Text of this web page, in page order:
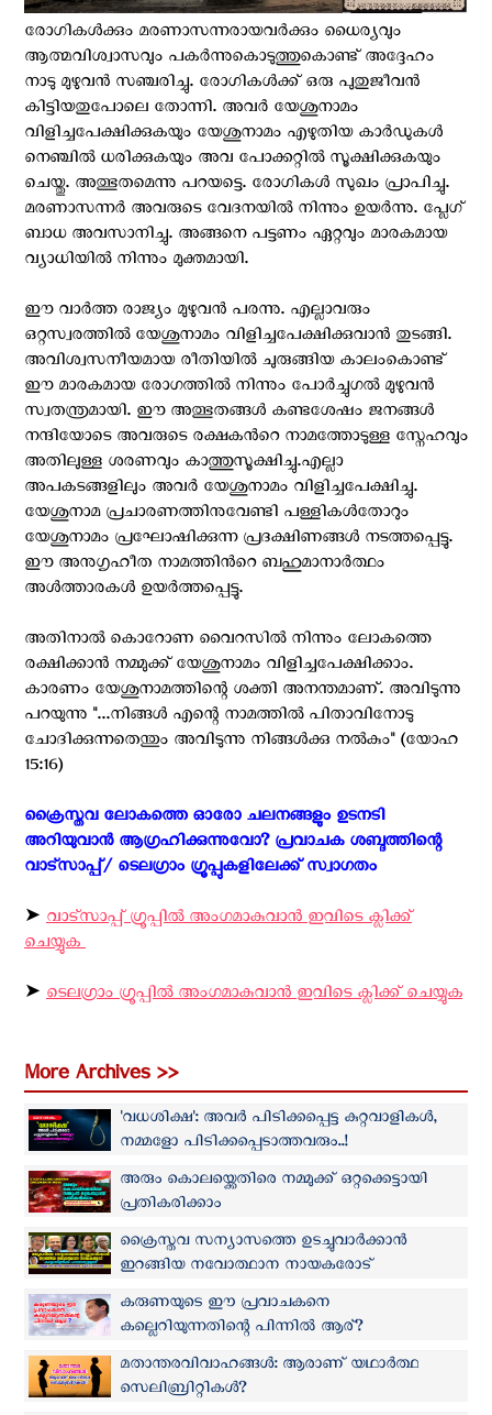
രോഗികള്‍ക്കും മരണാസന്നരായവര്‍ക്കും ധൈര്യവും
ആത്മവിശ്വാസവും പകര്‍ന്നുകൊടുത്തുകൊണ്ട് അദ്ദേഹം
നാടു മുഴുവന്‍ സഞ്ചരിച്ചു. രോഗികള്‍ക്ക് ഒരു പുതുജീവന്‍
കിട്ടിയതുപോലെ തോന്നി. അവര്‍ യേശുനാമം
വിളിച്ചപേക്ഷിക്കുകയും യേശുനാമം എഴുതിയ കാര്‍ഡുകള്‍
നെഞ്ചില്‍ ധരിക്കുകയും അവ പോക്കറ്റില്‍ സൂക്ഷിക്കുകയും
ചെയ്തു. അത്ഭുതമെന്നു പറയട്ടെ. രോഗികള്‍ സുഖം പ്രാപിച്ചു.
മരണാസന്നര്‍ അവരുടെ വേദനയില്‍ നിന്നും ഉയര്‍ന്നു. പ്ലേഗ്
ബാധ അവസാനിച്ചു. അങ്ങനെ പട്ടണം ഏറ്റവും മാരകമായ
വ്യാധിയില്‍ നിന്നും മുക്തമായി.
ഈ വാര്‍ത്ത രാജ്യം മുഴുവന്‍ പരന്നു. എല്ലാവരും
ഒറ്റസ്വരത്തില്‍ യേശുനാമം വിളിച്ചപേക്ഷിക്കുവാന്‍ തുടങ്ങി.
അവിശ്വസനീയമായ രീതിയില്‍ ചുരുങ്ങിയ കാലംകൊണ്ട്
ഈ മാരകമായ രോഗത്തില്‍ നിന്നും പോര്‍ച്ചുഗല്‍ മുഴുവന്‍
സ്വതന്ത്രമായി. ഈ അത്ഭുതങ്ങള്‍ കണ്ടശേഷം ജനങ്ങള്‍
നന്ദിയോടെ അവരുടെ രക്ഷകന്‍റെ നാമത്തോടുള്ള സ്നേഹവും
അതിലുള്ള ശരണവും കാത്തുസൂക്ഷിച്ചു.എല്ലാ
അപകടങ്ങളിലും അവര്‍ യേശുനാമം വിളിച്ചപേക്ഷിച്ചു.
യേശുനാമ പ്രചാരണത്തിനുവേണ്ടി പള്ളികള്‍തോറും
യേശുനാമം പ്രഘോഷിക്കുന്ന പ്രദക്ഷിണങ്ങള്‍ നടത്തപ്പെട്ടു.
ഈ അനുഗൃഹീത നാമത്തിന്‍റെ ബഹുമാനാര്‍ത്ഥം
അള്‍ത്താരകള്‍ ഉയര്‍ത്തപ്പെട്ടു.
അതിനാൽ കൊറോണ വൈറസിൽ നിന്നും ലോകത്തെ
രക്ഷിക്കാൻ നമ്മുക്ക് യേശുനാമം വിളിച്ചപേക്ഷിക്കാം.
കാരണം യേശുനാമത്തിന്റെ ശക്തി അനന്തമാണ്. അവിടുന്നു
പറയുന്നു "...നിങ്ങൾ എന്റെ നാമത്തിൽ പിതാവിനോടു
ചോദിക്കുന്നതെന്തും അവിടുന്നു നിങ്ങൾക്കു നൽകും" (യോഹ
15:16)
ക്രൈസ്തവ ലോകത്തെ ഓരോ ചലനങ്ങളും ഉടനടി
അറിയുവാന്‍ ആഗ്രഹിക്കുന്നുവോ? പ്രവാചക ശബ്ദത്തിന്റെ
വാട്സാപ്പ്/ ടെലഗ്രാം ഗ്രൂപ്പുകളിലേക്ക് സ്വാഗതം ‍
➤ വാട്സാപ്പ് ഗ്രൂപ്പിൽ അംഗമാകുവാൻ ഇവിടെ ക്ലിക്ക്
ചെയ്യുക
➤ ടെലഗ്രാം ഗ്രൂപ്പിൽ അംഗമാകുവാൻ ഇവിടെ ക്ലിക്ക് ചെയ്യുക
More Archives >>
'വധശിക്ഷ': അവർ പിടിക്കപ്പെട്ട കുറ്റവാളികൾ,
നമ്മളോ പിടിക്കപ്പെടാത്തവരും..!
അരും കൊലയ്ക്കെതിരെ നമ്മുക്ക് ഒറ്റക്കെട്ടായി
പ്രതികരിക്കാം
ക്രൈസ്തവ സന്യാസത്തെ ഉടച്ചുവാര്‍ക്കാന്‍
ഇറങ്ങിയ നവോത്ഥാന നായകരോട്
'കന്യാസ്ത്രീക്ക് പറയാനുള്ളത്'
കരുണയുടെ ഈ പ്രവാചകനെ
കല്ലെറിയുന്നതിന്റെ പിന്നിൽ ആര്?
മതാന്തരവിവാഹങ്ങൾ: ആരാണ് യഥാർത്ഥ
സെലിബ്രിറ്റികൾ?